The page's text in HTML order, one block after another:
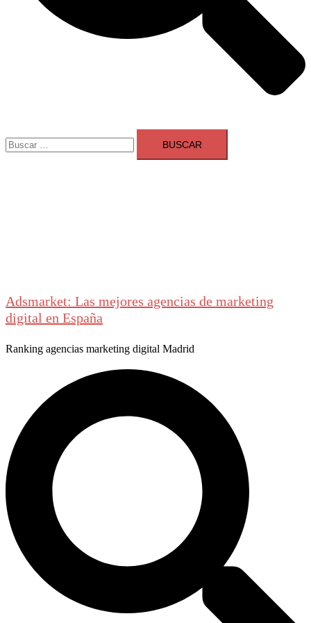
Buscar:
Adsmarket: Las mejores agencias de marketing
digital en España
Ranking agencias marketing digital Madrid